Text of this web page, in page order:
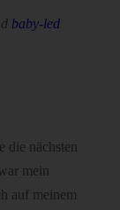
baby-led
die nächsten
mein
auf meinem